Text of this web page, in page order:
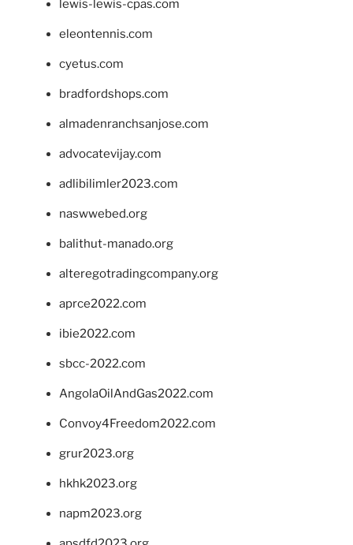
lewis-lewis-cpas.com
eleontennis.com
cyetus.com
bradfordshops.com
almadenranchsanjose.com
advocatevijay.com
adlibilimler2023.com
naswwebed.org
balithut-manado.org
alteregotradingcompany.org
aprce2022.com
ibie2022.com
sbcc-2022.com
AngolaOilAndGas2022.com
Convoy4Freedom2022.com
grur2023.org
hkhk2023.org
napm2023.org